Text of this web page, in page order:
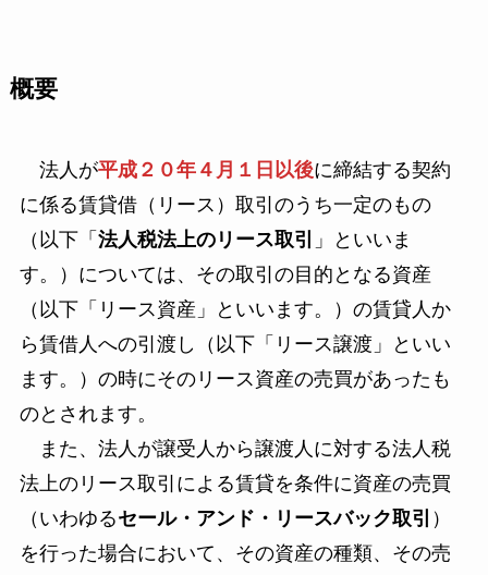
概要
法人が平成２０年４月１日以後に締結する契約
に係る賃貸借（リース）取引のうち一定のもの
（以下「 法人税法上のリース取引
」といいま
す。）については、その取引の目的となる資産
（以下「リース資産」といいます。）の賃貸人か
ら賃借人への引渡し（以下「リース譲渡」といい
ます。）の時にそのリース資産の売買があったも
のとされます。
また、法人が譲受人から譲渡人に対する法人税
法上のリース取引による賃貸を条件に資産の売買
（いわゆるセール・アンド・リースバック取引 ）
を行った場合において、その資産の種類、その売